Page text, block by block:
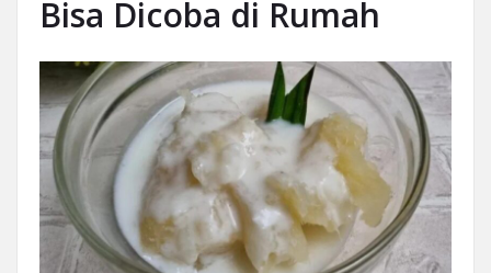
Bisa Dicoba di Rumah